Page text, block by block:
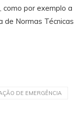
como por exemplo a
de Normas Técnicas
DE EMERGÊNCIA